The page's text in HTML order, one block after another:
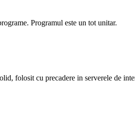
Programul este un tot unitar.
folosit cu precadere in serverele de